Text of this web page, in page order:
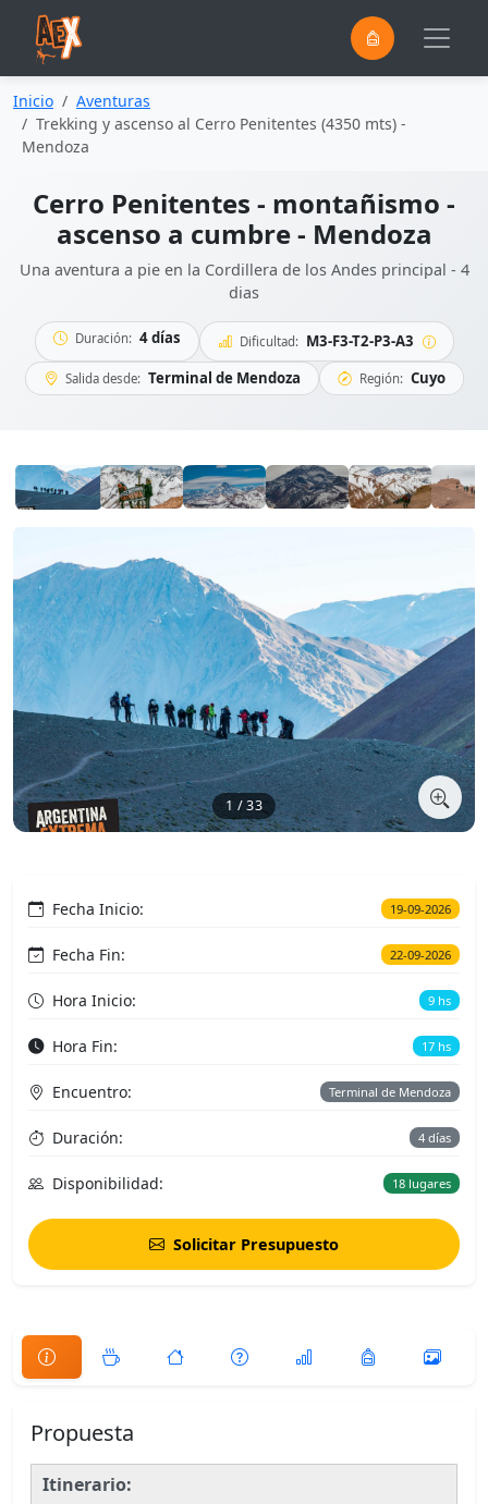
Inicio
Aventuras
Trekking y ascenso al Cerro Penitentes (4350 mts) -
Mendoza
Cerro Penitentes - montañismo -
ascenso a cumbre - Mendoza
Una aventura a pie en la Cordillera de los Andes principal - 4
dias
Duración: 4 días Dificultad: M3-F3-T2-P3-A3
Salida desde: Terminal de Mendoza Región: Cuyo
1 / 33
Fecha Inicio: 19-09-2026
Fecha Fin: 22-09-2026
Hora Inicio: 9 hs
Hora Fin: 17 hs
Encuentro: Terminal de Mendoza
Duración: 4 días
Disponibilidad: 18 lugares
Solicitar Presupuesto
Propuesta
Itinerario: